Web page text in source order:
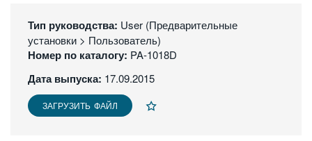
繁體中文
Тип руководства: User (Предварительные
установки > Пользователь)
Номер по каталогу: PA-1018D
Дата выпуска: 17.09.2015
ЗАГРУЗИТЬ ФАЙЛ